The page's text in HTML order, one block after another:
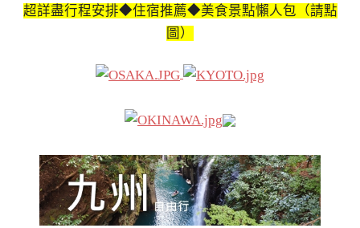
超詳盡行程安排◆住宿推薦◆美食景點懶人包（請點
圖）